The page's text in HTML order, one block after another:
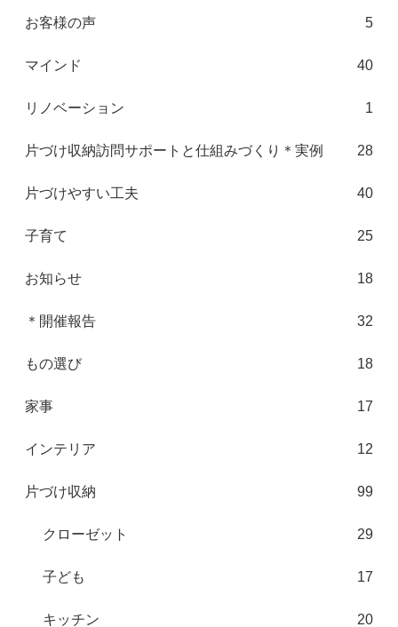
お客様の声 5
マインド 40
リノベーション 1
片づけ収納訪問サポートと仕組みづくり＊実例 28
片づけやすい工夫 40
子育て 25
お知らせ 18
＊開催報告 32
もの選び 18
家事 17
インテリア 12
片づけ収納 99
クローゼット 29
子ども 17
キッチン 20